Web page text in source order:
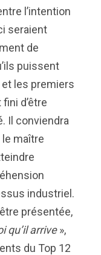
l’intention
seraient
de
puissent
les premiers
d’être
Il conviendra
le maître
industriel.
présentée,
qu’il arrive»,
du Top 12